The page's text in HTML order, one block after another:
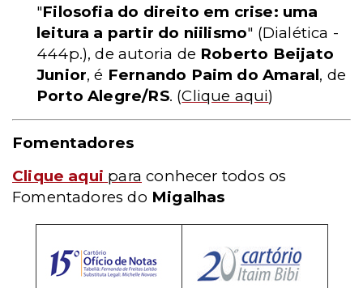
"Filosofia do direito em crise: uma
leitura a partir do niilismo" (Dialética -
444p.), de autoria de Roberto Beijato
Junior, é Fernando Paim do Amaral, de
Porto Alegre/RS. (Clique aqui)
Fomentadores
Clique aqui para conhecer todos os
Fomentadores do Migalhas